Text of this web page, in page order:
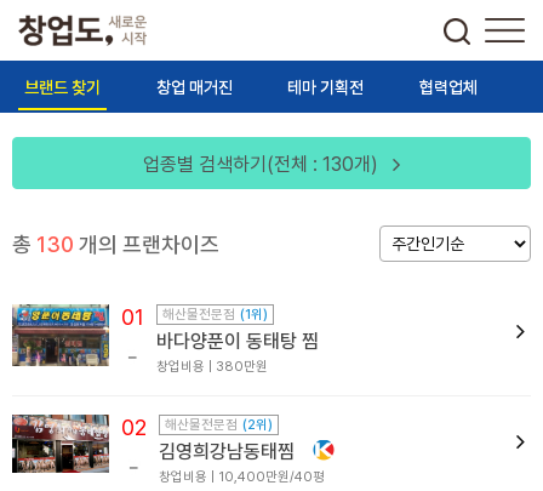
브랜드 찾기 창업 매거진 테마 기획전 협력업체
업종별 검색하기(전체 : 130개)
총 130 개의 프랜차이즈
01 해산물전문점 (1위)
바다양푼이 동태탕 찜
창업비용 | 380만원
02 해산물전문점 (2위)
김영희강남동태찜
창업비용 | 10,400만원/40평